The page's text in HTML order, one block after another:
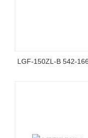
LGF-150ZL-B 542-